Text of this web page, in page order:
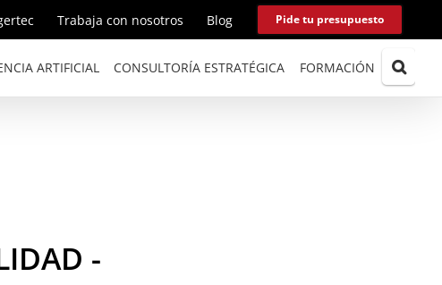
Trabaja con nosotros Blog Pide tu presupuesto
ARTIFICIAL CONSULTORÍA ESTRATÉGICA FORMACIÓN
-